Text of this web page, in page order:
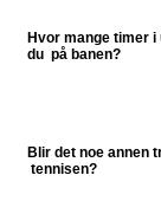
Hvor mange timer
du på banen?
Blir det noe annen
tennisen?